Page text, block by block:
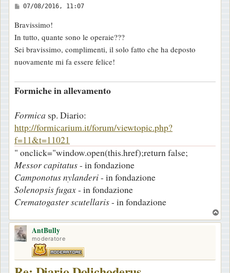
M
s
s
a
g
i
07/08/2016, 11:07
Bravissimo!
In tutto, quante sono le operaie???
Sei bravissimo, complimenti, il solo fatto che ha deposto
nuovamente mi fa essere felice!
Formiche in allevamento
Formica sp. Diario:
http://formicarium.it/forum/viewtopic.php?
f=11&t=11021
" onclick="window.open(this.href);return false;
Messor capitatus- in fondazione
Camponotus nylanderi- in fondazione
Solenopsis fugax- in fondazione
Crematogaster scutellaris- in fondazione
o
AntBully
moderatore